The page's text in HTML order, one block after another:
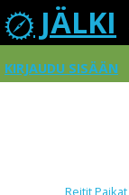
JÄLKI
KIRJAUDU SISÄÄN
ReititPaikat